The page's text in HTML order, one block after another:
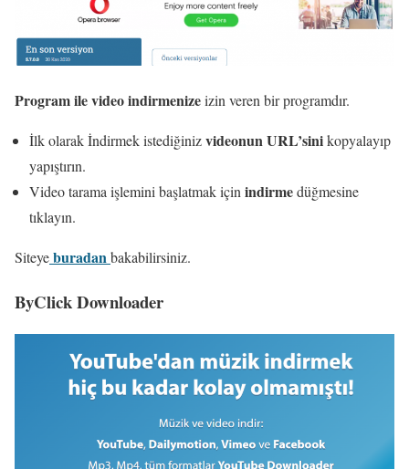
Program ile video indirmenizeizin veren bir programdır.
İlk olarak İndirmek istediğinizvideonun URL’sinikopyalayıp
yapıştırın.
Video tarama işlemini başlatmak içinindirmedüğmesine
tıklayın.
Siteyeburadanbakabilirsiniz.
ByClick Downloader